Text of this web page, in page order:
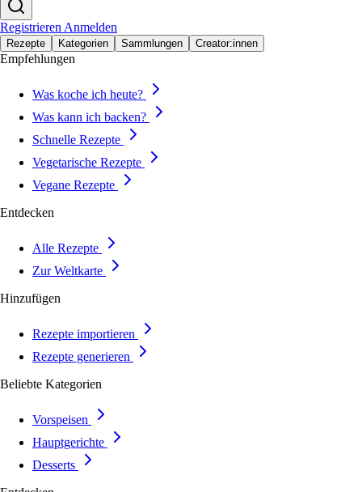
Registrieren Anmelden
Rezepte Kategorien Sammlungen Creator:innen
Empfehlungen
Was koche ich heute?
Was kann ich backen?
Schnelle Rezepte
Vegetarische Rezepte
Vegane Rezepte
Entdecken
Alle Rezepte
Zur Weltkarte
Hinzufügen
Rezepte importieren
Rezepte generieren
Beliebte Kategorien
Vorspeisen
Hauptgerichte
Desserts